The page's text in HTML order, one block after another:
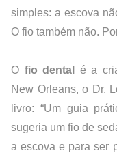
simples: a escova
O fio também não.
O fio dental
é a
New Orleans, o Dr.
livro: “Um guia
sugeria um fio de
a escova e para ser